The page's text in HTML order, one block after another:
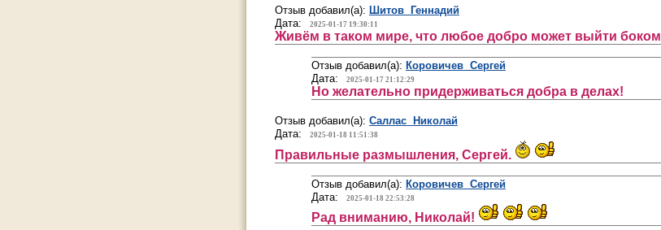
Отзыв добавил(а): Шитов Геннадий
Дата:
2025-01-17 19:30:11
Живём в таком мире, что любое добро может выйти боком
Отзыв добавил(а): Коровичев Сергей
Дата:
2025-01-17 21:12:29
Но желательно придерживаться добра в делах!
Отзыв добавил(а): Саллас Николай
Дата:
2025-01-18 11:51:38
Правильные размышления, Сергей.
Отзыв добавил(а): Коровичев Сергей
Дата:
2025-01-18 22:53:28
Рад вниманию, Николай!